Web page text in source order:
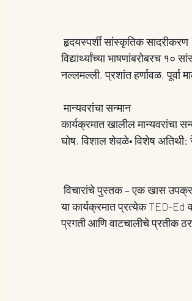
हृदयस्पर्शी सांस्कृतिक सादरीकरण
विद्यार्थ्यांच्या भाषणांबरोबरच
नल्लमल्ली, प्रशांत हर्णावळ, पूर्वा
मान्यवरांचा सन्मान
कार्यक्रमात खालील मान्यवरांचा
घोष, विशाल शेवळे• विशेष अतिथी:
विचारांचे पुस्तक – एक खास
या कार्यक्रमात प्रत्येक TED-Ed
प्रगती आणि वाटचालीचे प्रतीक